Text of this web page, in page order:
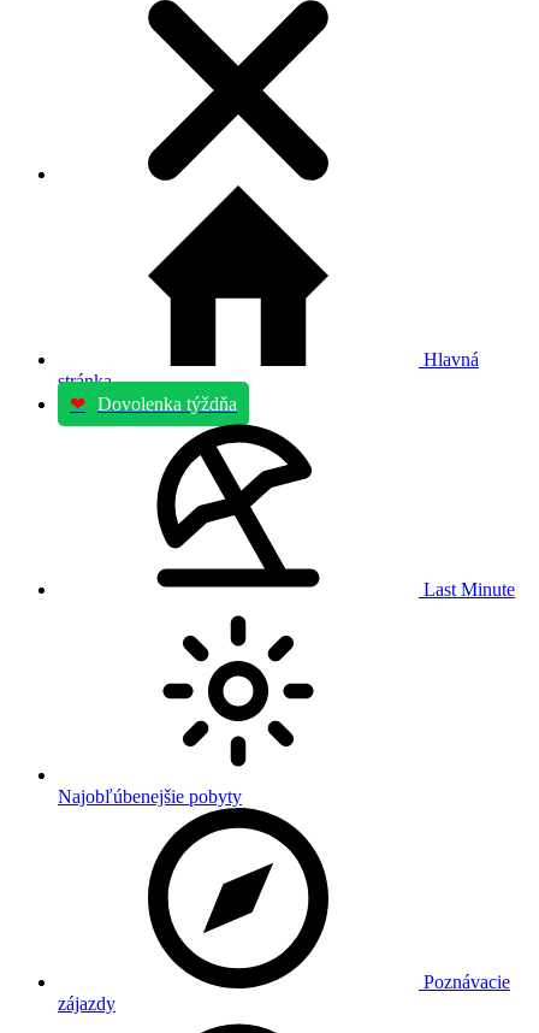
Hlavná
stránka
❤ Dovolenka týždňa
Last Minute
Najobľúbenejšie pobyty
Poznávacie
zájazdy